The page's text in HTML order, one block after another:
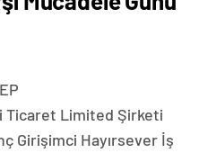
Ticaret Limited Şirketi
Girişimci Hayırsever İş